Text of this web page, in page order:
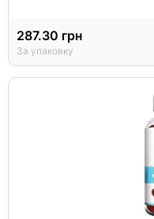
287.30 грн
За упаковку